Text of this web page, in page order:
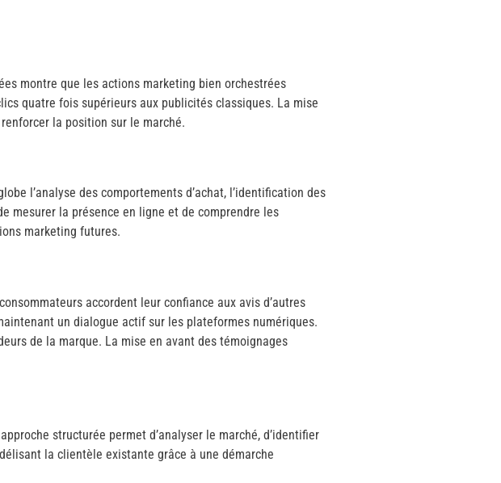
montre que les actions marketing bien orchestrées
quatre fois supérieurs aux publicités classiques. La mise
la position sur le marché.
l’analyse des comportements d’achat, l’identification des
mesurer la présence en ligne et de comprendre les
marketing futures.
accordent leur confiance aux avis d’autres
un dialogue actif sur les plateformes numériques.
de la marque. La mise en avant des témoignages
structurée permet d’analyser le marché, d’identifier
la clientèle existante grâce à une démarche